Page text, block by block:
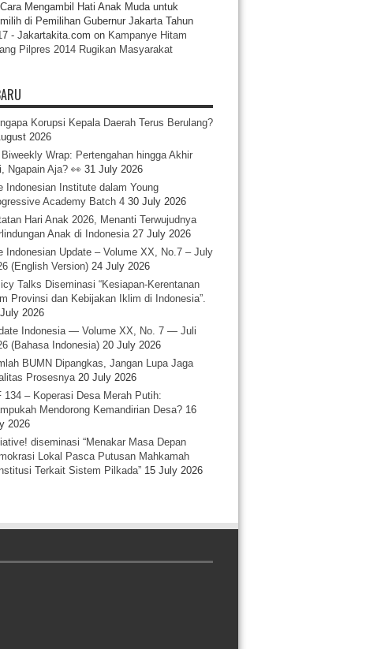
Mengambil Hati Anak Muda untuk
di Pemilihan Gubernur Jakarta Tahun
- Jakartakita.com on Kampanye Hitam
Pilpres 2014 Rugikan Masyarakat
Korupsi Kepala Daerah Terus Berulang?
2026
Wrap: Pertengahan hingga Akhir
Ngapain Aja? 👀 31 July 2026
Indonesian Institute dalam Young
Academy Batch 4 30 July 2026
Hari Anak 2026, Menanti Terwujudnya
Anak di Indonesia 27 July 2026
Indonesian Update – Volume XX, No.7 – July
(English Version) 24 July 2026
Talks Diseminasi “Kesiapan-Kerentanan
Provinsi dan Kebijakan Iklim di Indonesia”.
2026
Indonesia — Volume XX, No. 7 — Juli
(Bahasa Indonesia) 20 July 2026
BUMN Dipangkas, Jangan Lupa Jaga
Prosesnya 20 July 2026
134 – Koperasi Desa Merah Putih:
Mendorong Kemandirian Desa? 16
2026
diseminasi “Menakar Masa Depan
Lokal Pasca Putusan Mahkamah
Terkait Sistem Pilkada” 15 July 2026